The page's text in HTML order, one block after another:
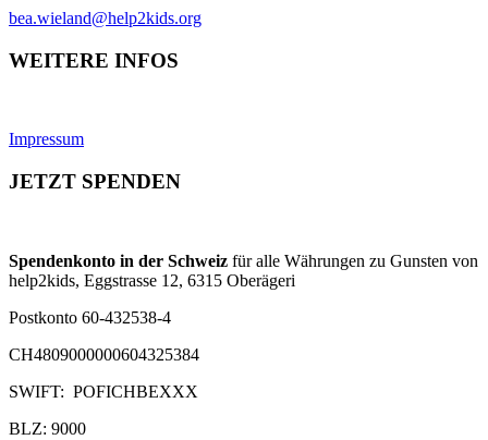
bea.wieland@help2kids.org
WEITERE INFOS
Impressum
JETZT SPENDEN
Spendenkonto in der Schweiz für alle Währungen zu Gunsten von
help2kids, Eggstrasse 12, 6315 Oberägeri
Postkonto 60-432538-4
CH4809000000604325384
SWIFT: POFICHBEXXX
BLZ: 9000